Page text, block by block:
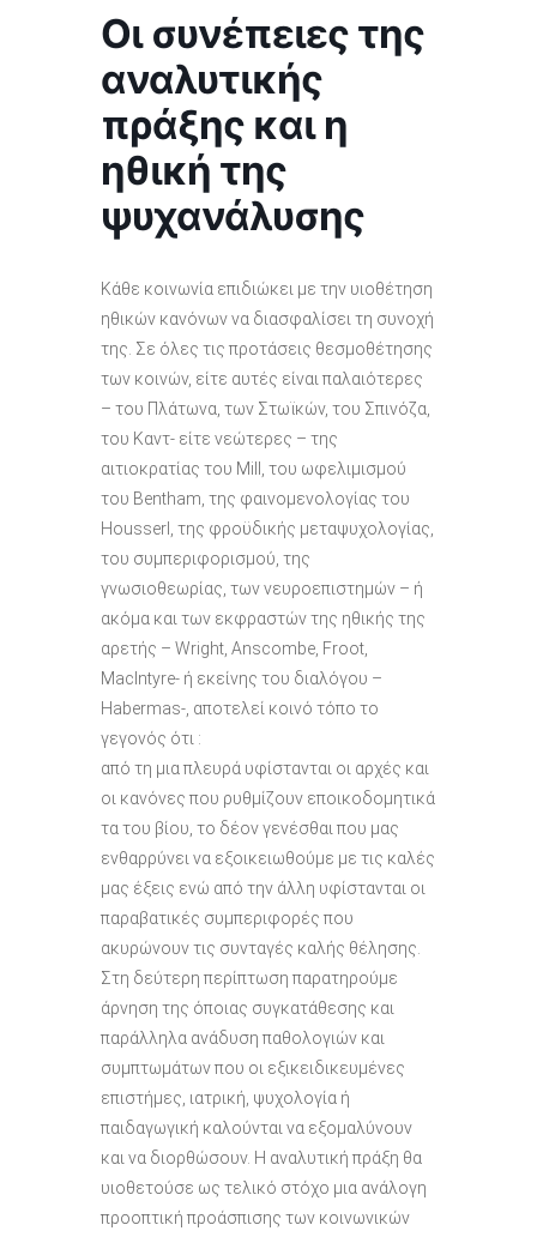
Οι συνέπειες της
αναλυτικής
πράξης και η
ηθική της
ψυχανάλυσης
Κάθε κοινωνία επιδιώκει με την υιοθέτηση
ηθικών κανόνων να διασφαλίσει τη συνοχή
της. Σε όλες τις προτάσεις θεσμοθέτησης
των κοινών, είτε αυτές είναι παλαιότερες
– του Πλάτωνα, των Στωϊκών, του Σπινόζα,
του Καντ- είτε νεώτερες – της
αιτιοκρατίας του Mill, του ωφελιμισμού
του Bentham, της φαινομενολογίας του
Housserl, της φροϋδικής μεταψυχολογίας,
του συμπεριφορισμού, της
γνωσιοθεωρίας, των νευροεπιστημών – ή
ακόμα και των εκφραστών της ηθικής της
αρετής – Wright, Anscombe, Froot,
Maclntyre- ή εκείνης του διαλόγου –
Habermas-, αποτελεί κοινό τόπο το
γεγονός ότι :
από τη μια πλευρά υφίστανται οι αρχές και
οι κανόνες που ρυθμίζουν εποικοδομητικά
τα του βίου, το δέον γενέσθαι που μας
ενθαρρύνει να εξοικειωθούμε με τις καλές
μας έξεις ενώ από την άλλη υφίστανται οι
παραβατικές συμπεριφορές που
ακυρώνουν τις συνταγές καλής θέλησης.
Στη δεύτερη περίπτωση παρατηρούμε
άρνηση της όποιας συγκατάθεσης και
παράλληλα ανάδυση παθολογιών και
συμπτωμάτων που οι εξικειδικευμένες
επιστήμες, ιατρική, ψυχολογία ή
παιδαγωγική καλούνται να εξομαλύνουν
και να διορθώσουν. Η αναλυτική πράξη θα
υιοθετούσε ως τελικό στόχο μια ανάλογη
προοπτική προάσπισης των κοινωνικών